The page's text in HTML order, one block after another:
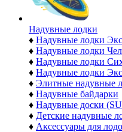
Надувные лодки
♦ Надувные лодки
♦ Надувные лодки
♦ Надувные лодки
♦ Надувные лодки
♦ Элитные надувные
♦ Надувные байдарки
♦ Надувные доски
♦ Детские надувные
♦ Аксессуары для